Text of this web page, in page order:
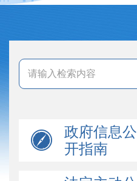
政府信息公
开指南